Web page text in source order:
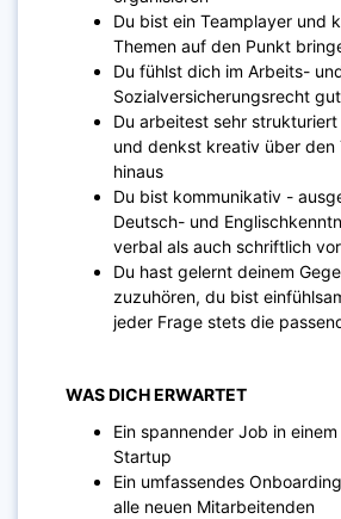
Du bist ein Teamplayer und
Themen auf den Punkt
Du fühlst dich im Arbeits-
Sozialversicherungsrecht
Du arbeitest sehr
und denkst kreativ über den
hinaus
Du bist kommunikativ -
Deutsch- und
verbal als auch schriftlich
Du hast gelernt deinem
zuzuhören, du bist
jeder Frage stets die
WAS DICH ERWARTET
Ein spannender Job in
Startup
Ein umfassendes
alle neuen Mitarbeitenden